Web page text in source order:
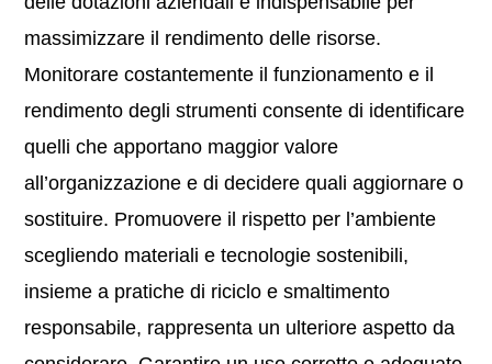
massimizzare il rendimento delle risorse.
Monitorare costantemente il funzionamento e il
rendimento degli strumenti consente di identificare
quelli che apportano maggior valore
all’organizzazione e di decidere quali aggiornare o
sostituire. Promuovere il rispetto per l’ambiente
scegliendo materiali e tecnologie sostenibili,
insieme a pratiche di riciclo e smaltimento
responsabile, rappresenta un ulteriore aspetto da